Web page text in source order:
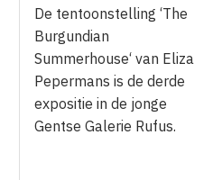
De tentoonstelling ‘The
Burgundian
Summerhouse‘ van Eliza
Pepermans is de derde
expositie in de jonge
Gentse Galerie Rufus.